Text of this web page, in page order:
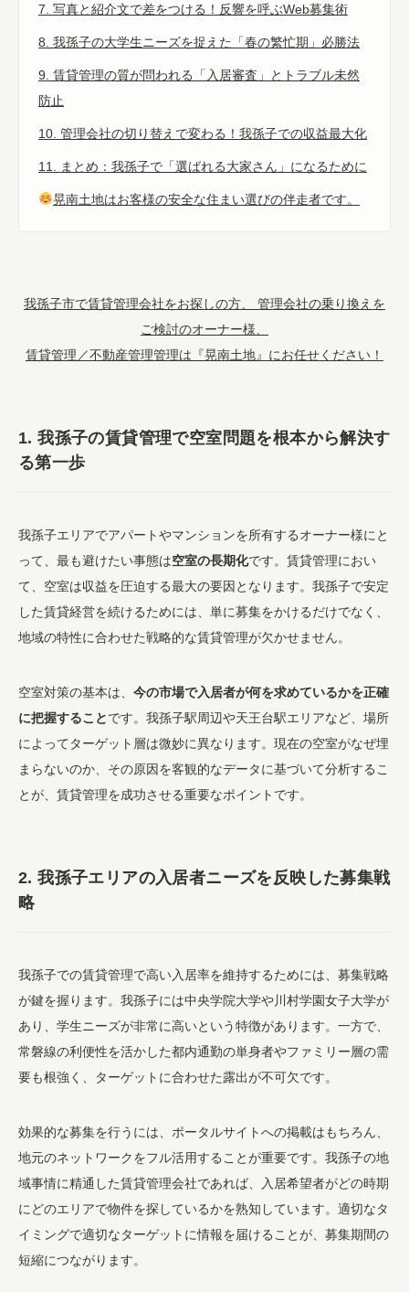
7. 写真と紹介文で差をつける！反響を呼ぶWeb募集術
8. 我孫子の大学生ニーズを捉えた「春の繁忙期」必勝法
9. 賃貸管理の質が問われる「入居審査」とトラブル未然
防止
10. 管理会社の切り替えで変わる！我孫子での収益最大化
11. まとめ：我孫子で「選ばれる大家さん」になるために
晃南土地はお客様の安全な住まい選びの伴走者です。
我孫子市で賃貸管理会社をお探しの方、 管理会社の乗り換えを
ご検討のオーナー様、
賃貸管理／不動産管理管理は『晃南土地』にお任せください！
1. 我孫子の賃貸管理で空室問題を根本から解決す
る第一歩
我孫子エリアでアパートやマンションを所有するオーナー様にと
って、最も避けたい事態は空室の長期化です。賃貸管理におい
て、空室は収益を圧迫する最大の要因となります。我孫子で安定
した賃貸経営を続けるためには、単に募集をかけるだけでなく、
地域の特性に合わせた戦略的な賃貸管理が欠かせません。
空室対策の基本は、 今の市場で入居者が何を求めているかを正確
に把握することです。我孫子駅周辺や天王台駅エリアなど、場所
によってターゲット層は微妙に異なります。現在の空室がなぜ埋
まらないのか、その原因を客観的なデータに基づいて分析するこ
とが、賃貸管理を成功させる重要なポイントです。
2. 我孫子エリアの入居者ニーズを反映した募集戦
略
我孫子での賃貸管理で高い入居率を維持するためには、募集戦略
が鍵を握ります。我孫子には中央学院大学や川村学園女子大学が
あり、学生ニーズが非常に高いという特徴があります。一方で、
常磐線の利便性を活かした都内通勤の単身者やファミリー層の需
要も根強く、ターゲットに合わせた露出が不可欠です。
効果的な募集を行うには、ポータルサイトへの掲載はもちろん、
地元のネットワークをフル活用することが重要です。我孫子の地
域事情に精通した賃貸管理会社であれば、入居希望者がどの時期
にどのエリアで物件を探しているかを熟知しています。適切なタ
イミングで適切なターゲットに情報を届けることが、募集期間の
短縮につながります。